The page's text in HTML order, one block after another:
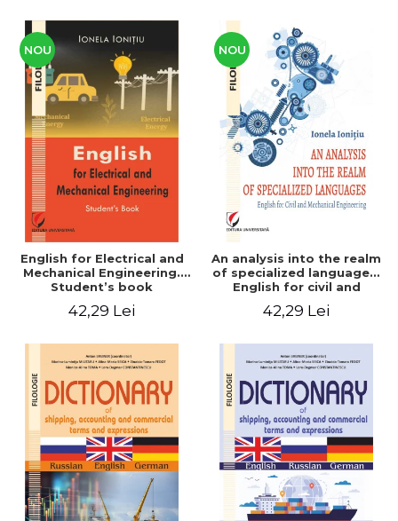
roumain et en français
pour les citoyens
étrangers
NOU
English for Electrical and
Mechanical Engineering.
Student’s book
42,29 Lei
NOU
An analysis into the realm
of specialized languages.
English for civil and
42,29 Lei